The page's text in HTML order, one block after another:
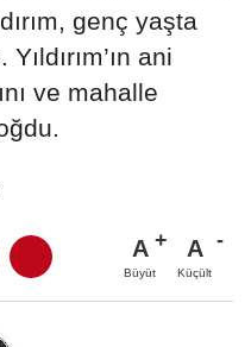
genç yaşta
ani
ve mahalle
A
Büyüt
A
Küçült